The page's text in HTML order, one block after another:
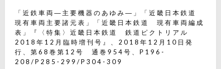
「近鉄車両―主要機器のあゆみ―」「近畿日本鉄道
現有車両主要諸元表」「近畿日本鉄道 現有車両編成
表」『〈特集〉近畿日本鉄道 鉄道ピクトリアル
2018年12月臨時増刊号』、2018年12月10日発
行、第68巻第12号 通巻954号、P196-
208/P285-299/P304-309